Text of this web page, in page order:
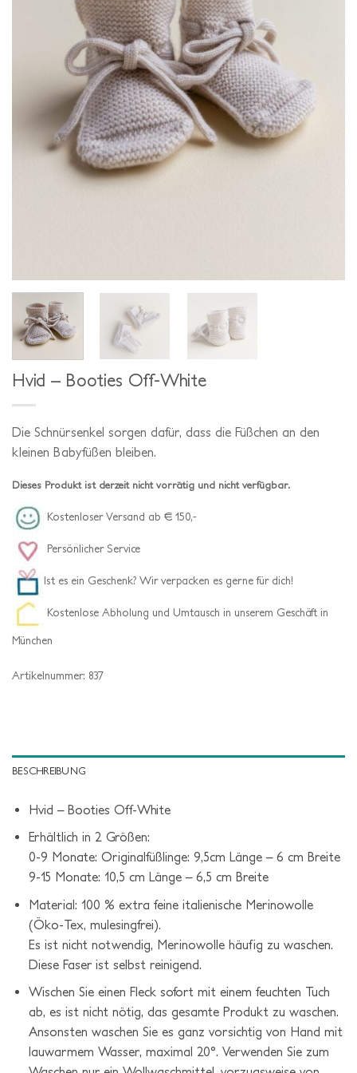
Hvid – Booties Off-White
Die Schnürsenkel sorgen dafür, dass die Füßchen an den
kleinen Babyfüßen bleiben.
Dieses Produkt ist derzeit nicht vorrätig und nicht verfügbar.
Kostenloser Versand ab € 150,-
Persönlicher Service
Ist es ein Geschenk? Wir verpacken es gerne für dich!
Kostenlose Abholung und Umtausch in unserem Geschäft in
München
Artikelnummer: 837
BESCHREIBUNG
Hvid – Booties Off-White
Erhältlich in 2 Größen:
0-9 Monate: Originalfüßlinge: 9,5cm Länge – 6 cm Breite
9-15 Monate: 10,5 cm Länge – 6,5 cm Breite
Material: 100 % extra feine italienische Merinowolle
(Öko-Tex, mulesingfrei).
Es ist nicht notwendig, Merinowolle häufig zu waschen.
Diese Faser ist selbst reinigend.
Wischen Sie einen Fleck sofort mit einem feuchten Tuch
ab, es ist nicht nötig, das gesamte Produkt zu waschen.
Ansonsten waschen Sie es ganz vorsichtig von Hand mit
lauwarmem Wasser, maximal 20°. Verwenden Sie zum